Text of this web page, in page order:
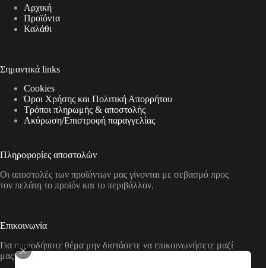
Αρχική
Προϊόντα
Καλάθι
Σημαντικά links
Cookies
Όροι Χρήσης και Πολιτική Απορρήτου
Τρόποι πληρωμής & αποστολής
Aκύρωση/Επιστροφή παραγγελίας
Πληροφορίες αποστολών
Οι αποστολές των προϊόντων μας γίνονται με σεβασμό προς
τον πελάτη το προϊόν και το περιβάλλον.
Επικοινωνία
Για οποιοδήποτε θέμα μην διστάσετε να επικοινωνήσετε μαζί
μας με τους παρακάτω τρόπους